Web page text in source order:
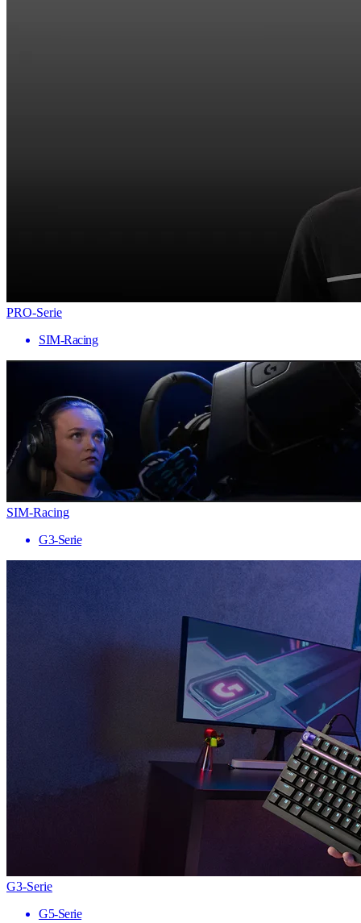
PRO-Serie
SIM-Racing
SIM-Racing
G3-Serie
G3-Serie
G5-Serie